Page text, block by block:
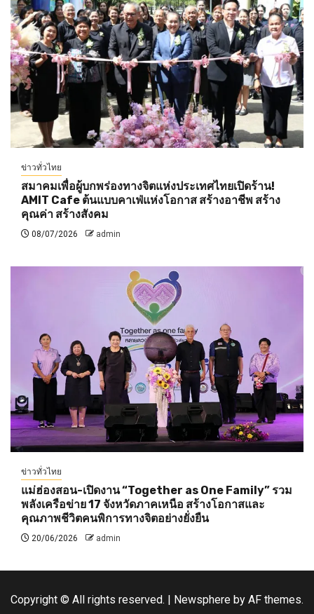
ข่าวทั่วไทย
สมาคมเพื่อผู้บกพร่องทางจิตแห่งประเทศไทยเปิดร้าน!
AMIT Cafe ต้นแบบคาเฟ่แห่งโอกาส สร้างอาชีพ สร้าง
คุณค่า สร้างสังคม
08/07/2026 admin
ข่าวทั่วไทย
แม่ฮ่องสอน-เปิดงาน “Together as One Family” รวม
พลังเครือข่าย 17 จังหวัดภาคเหนือ สร้างโอกาสและ
คุณภาพชีวิตคนพิการทางจิตอย่างยั่งยืน
20/06/2026 admin
Copyright © All rights reserved. | Newsphere by AF themes.